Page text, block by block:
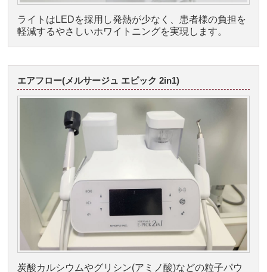
ライトはLEDを採用し発熱が少なく、患者様の負担を
軽減するやさしいホワイトニングを実現します。
エアフロー(メルサージュ エピック 2in1)
炭酸カルシウムやグリシン(アミノ酸)などの粒子パウ